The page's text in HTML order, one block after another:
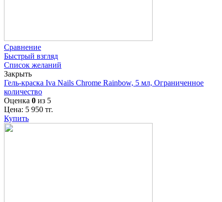
Сравнение
Быстрый взгляд
Список желаний
Закрыть
Гель-краска Iva Nails Chrome Rainbow, 5 мл, Ограниченное
количество
Оценка 0 из 5
Цена: 5 950 тг.
Купить